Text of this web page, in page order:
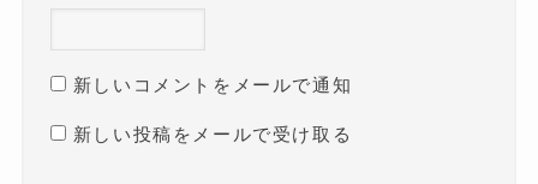
新しいコメントをメールで通知
新しい投稿をメールで受け取る